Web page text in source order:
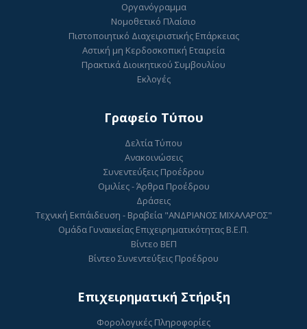
Οργανόγραμμα
Νομοθετικό Πλαίσιο
Πιστοποιητικό Διαχειριστικής Επάρκειας
Αστική μη Κερδοσκοπική Εταιρεία
Πρακτικά Διοικητικού Συμβουλίου
Εκλογές
Γραφείο Τύπου
Δελτία Τύπου
Ανακοινώσεις
Συνεντεύξεις Προέδρου
Ομιλίες - Άρθρα Προέδρου
Δράσεις
Τεχνική Εκπάιδευση - Βραβεία "ΑΝΔΡΙΑΝΟΣ ΜΙΧΑΛΑΡΟΣ"
Ομάδα Γυναικείας Επιχειρηματικότητας Β.Ε.Π.
Βίντεο ΒΕΠ
Βίντεο Συνεντεύξεις Προέδρου
Επιχειρηματική Στήριξη
Φορολογικές Πληροφορίες